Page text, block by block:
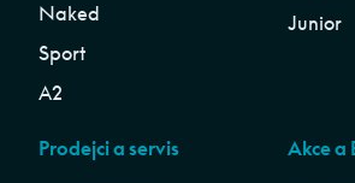
Naked
Sport
A2
Junior
Prodejci a servis
Akce a